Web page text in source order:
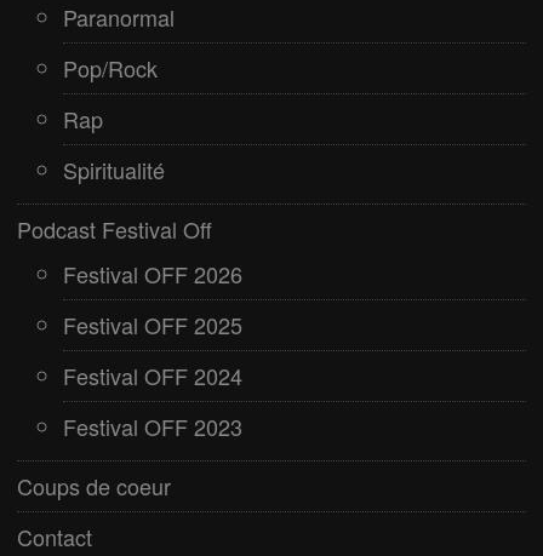
Paranormal
Pop/Rock
Rap
Spiritualité
Podcast Festival Off
Festival OFF 2026
Festival OFF 2025
Festival OFF 2024
Festival OFF 2023
Coups de coeur
Contact